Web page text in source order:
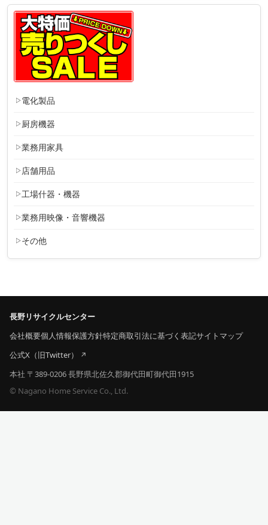
電化製品
厨房機器
業務用家具
店舗用品
工場什器・機器
業務用映像・音響機器
その他
長野リサイクルセンター
会社概要個人情報保護方針特定商取引法に基づく表記サイトマップ
公式X（旧Twitter）
本社 〒389-0206 長野県北佐久郡御代田町御代田1915
© Nagano Home Service Co., Ltd.